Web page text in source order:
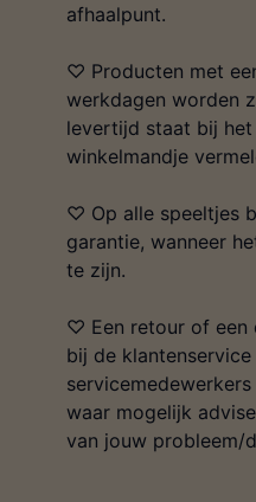
afhaalpunt.
♡ Producten met
werkdagen worden
levertijd staat bij
winkelmandje
♡ Op alle speeltjes
garantie, wanneer
te zijn.
♡ Een retour of een
bij de
waar mogelijk
van jouw probleem/